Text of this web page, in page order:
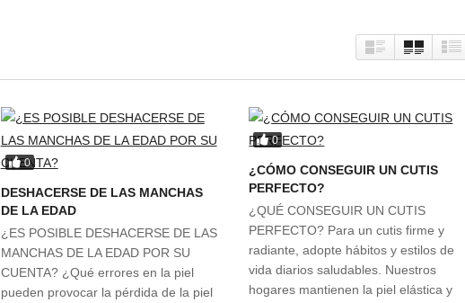
0
DESHACERSE DE LAS MANCHAS
DE LA EDAD
¿ES POSIBLE DESHACERSE DE LAS
MANCHAS DE LA EDAD POR SU
CUENTA? ¿Qué errores en la piel
pueden provocar la pérdida de la piel
0
¿CÓMO CONSEGUIR UN CUTIS
PERFECTO?
¿QUÉ CONSEGUIR UN CUTIS
PERFECTO? Para un cutis firme y
radiante, adopte hábitos y estilos de
vida diarios saludables. Nuestros
hogares mantienen la piel elástica y